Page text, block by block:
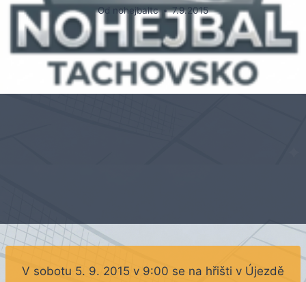
Od nohejbaltc 7.9.2015
V sobotu 5. 9. 2015 v 9:00 se na hřišti v Újezdě